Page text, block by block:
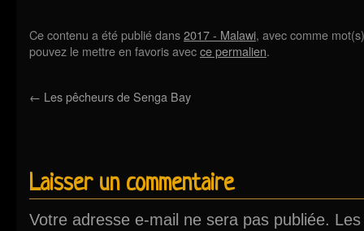
Ce contenu a été publié dans2017 - Malawi, avec comme
pouvez le mettre en favoris avecce permalien.
← Les pêcheurs de Senga Bay
Laisser un commentaire
Votre adresse e-mail ne sera pas publiée.